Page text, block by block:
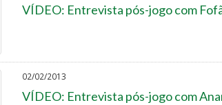
VÍDEO: Entrevista pós-jogo com
02/02/2013
VÍDEO: Entrevista pós-jogo com